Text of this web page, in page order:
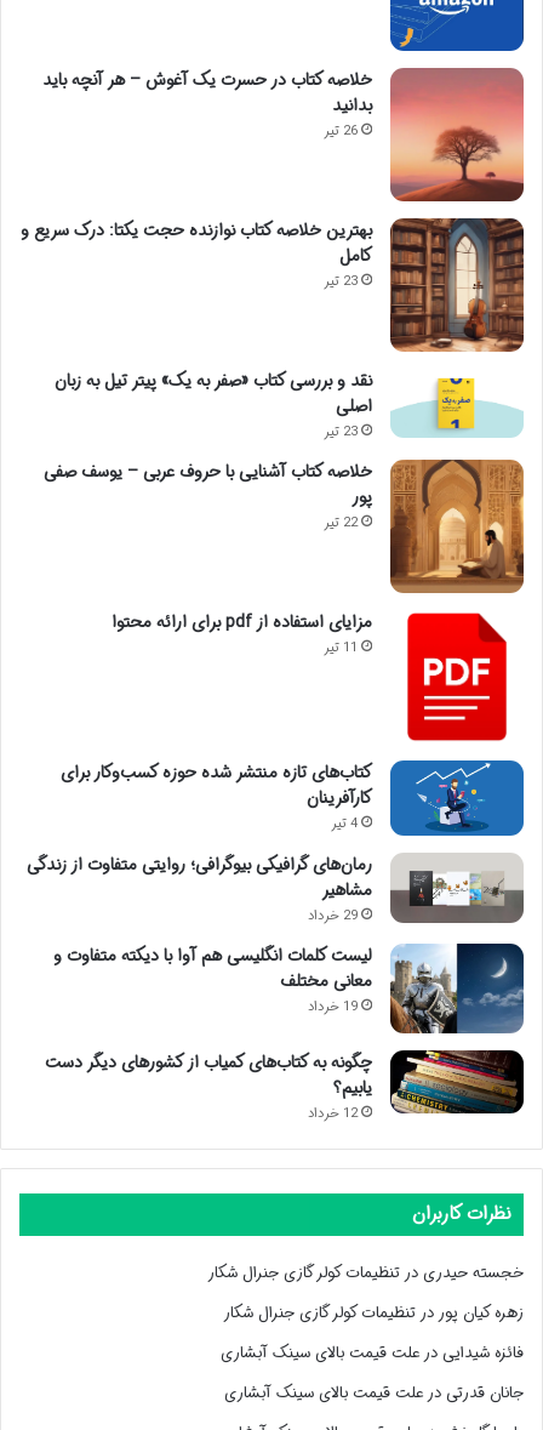
خلاصه کتاب در حسرت یک آغوش – هر آنچه باید
بدانید
26 تیر
بهترین خلاصه کتاب نوازنده حجت یکتا: درک سریع و
کامل
23 تیر
نقد و بررسی کتاب «صفر به یک» پیتر تیل به زبان
اصلی
23 تیر
خلاصه کتاب آشنایی با حروف عربی – یوسف صفی
پور
22 تیر
مزایای استفاده از pdf برای ارائه محتوا
11 تیر
کتاب‌های تازه منتشر شده حوزه کسب‌وکار برای
کارآفرینان
4 تیر
رمان‌های گرافیکی بیوگرافی؛ روایتی متفاوت از زندگی
مشاهیر
29 خرداد
لیست کلمات انگلیسی هم آوا با دیکته متفاوت و
معانی مختلف
19 خرداد
چگونه به کتاب‌های کمیاب از کشورهای دیگر دست
یابیم؟
12 خرداد
نظرات کاربران
خجسته حیدریدر تنظیمات کولر گازی جنرال شکار
زهره کیان پور در تنظیمات کولر گازی جنرال شکار
فائزه شیداییدر علت قیمت بالای سینک آبشاری
جانان قدرتیدر علت قیمت بالای سینک آبشاری